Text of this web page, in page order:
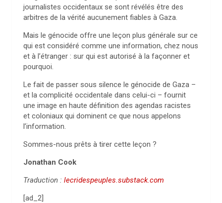
journalistes occidentaux se sont révélés être des
arbitres de la vérité aucunement fiables à Gaza.
Mais le génocide offre une leçon plus générale sur ce
qui est considéré comme une information, chez nous
et à l’étranger : sur qui est autorisé à la façonner et
pourquoi.
Le fait de passer sous silence le génocide de Gaza –
et la complicité occidentale dans celui-ci – fournit
une image en haute définition des agendas racistes
et coloniaux qui dominent ce que nous appelons
l’information.
Sommes-nous prêts à tirer cette leçon ?
Jonathan Cook
Traduction : lecridespeuples.substack.com
[ad_2]